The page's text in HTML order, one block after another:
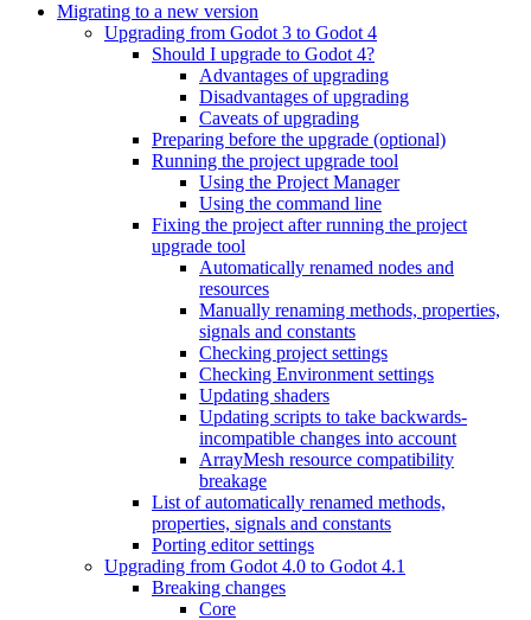
Migrating to a new version
Upgrading from Godot 3 to Godot 4
Should I upgrade to Godot 4?
Advantages of upgrading
Disadvantages of upgrading
Caveats of upgrading
Preparing before the upgrade (optional)
Running the project upgrade tool
Using the Project Manager
Using the command line
Fixing the project after running the project
upgrade tool
Automatically renamed nodes and
resources
Manually renaming methods, properties,
signals and constants
Checking project settings
Checking Environment settings
Updating shaders
Updating scripts to take backwards-
incompatible changes into account
ArrayMesh resource compatibility
breakage
List of automatically renamed methods,
properties, signals and constants
Porting editor settings
Upgrading from Godot 4.0 to Godot 4.1
Breaking changes
Core